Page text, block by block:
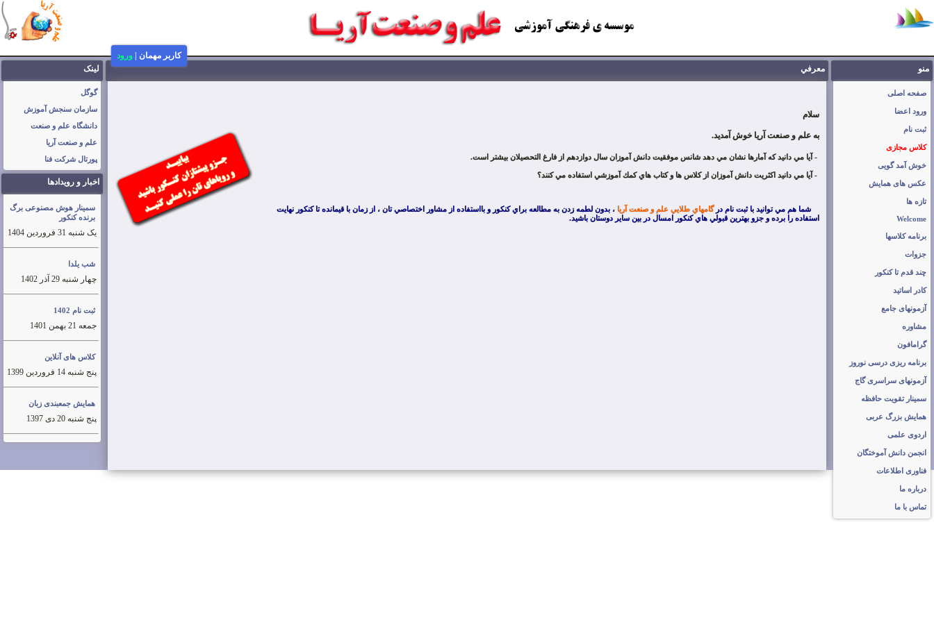
منو
صفحه اصلی
ورود اعضا
ثبت نام
کلاس مجازی
خوش آمد گویی
عکس های همایش
تازه ها
Welcome
برنامه کلاسها
جزوات
چند قدم تا کنکور
کادر اساتید
آزمونهای جامع
مشاوره
گرامافون
برنامه ریزی درسی نوروز
آزمونهای سراسری گاج
سمینار تقویت حافظه
همایش بزرگ عربی
اردوی علمی
انجمن دانش آموختگان
فناوری اطلاعات
درباره ما
تماس با ما
لینک
گوگل
سازمان سنجش آموزش
دانشگاه علم و صنعت
علم و صنعت آریا
پورتال شرکت فنا
اخبار و رویدادها
سمینار هوش مصنوعی برگ
برنده کنکور
یک شنبه 31 فروردین 1404
شب یلدا
چهار شنبه 29 آذر 1402
ثبت نام 1402
جمعه 21 بهمن 1401
کلاس های آنلاین
پنج شنبه 14 فروردین 1399
همایش جمعبندی زبان
پنج شنبه 20 دی 1397
معرفي
کاربر مهمان ورود
سلام
به علم و صنعت آريا خوش آمديد.
- آيا مي دانيد كه آمارها نشان مي دهد شانس موفقيت دانش آموزان سال دوازدهم از فارغ التحصيلان بيشتر است.
- آيا مي دانيد اكثريت دانش آموزان از كلاس ها و كتاب هاي كمك آموزشي استفاده مي كنند؟
شما هم مي توانيد با ثبت نام درگامهاي طلايي علم و صنعت آريا ، بدون لطمه زدن به مطالعه براي كنكور و بااستفاده از مشاور اختصاصي تان ، از زمان با قيمانده تا كنكور نهايت
استفاده را برده و جزو بهترين قبولي هاي كنكور امسال در بين ساير دوستان باشيد.